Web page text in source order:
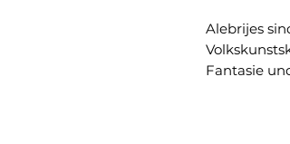
Alebrijes
Fantasie